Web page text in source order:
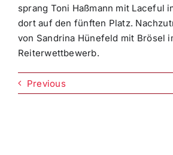
sprang Toni Haßmann mit Laceful
dort auf den fünften Platz.
von Sandrina Hünefeld mit Brösel
Reiterwettbewerb.
Previous